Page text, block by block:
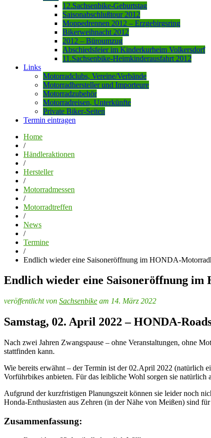
12.Sachsenbike-Geburtstag
Saisonabschlußtour 2012
Moppedrennen 2012 – Erzgebirgsring
Bikerweihnacht 2012
2012 – Büroumzug
Abschiedsfeier im Kinderkurheim Volkersdorf
11.Sachsenbike-Heimkinderausfahrt 2012
Links
Motorradclubs, Vereine/Verbände
Motorradhersteller und Importeure
Motorradzubehör
Motorradreisen, Unterkünfte
Private Biker-Seiten
Termin eintragen
Home
/
Händleraktionen
/
Hersteller
/
Motorradmessen
/
Motorradtreffen
/
News
/
Termine
/
Endlich wieder eine Saisoneröffnung im HONDA-
Endlich wieder eine Saisoneröffnung
veröffentlicht von Sachsenbike am 14. März 2022
Samstag, 02. April 2022 – HONDA-
Nach zwei Jahren Zwangspause – ohne Veranstaltungen, ohne
stattfinden kann.
Wie bereits erwähnt – der Termin ist der 02.April 2022 (natürlich
Vorführbikes anbieten. Für das leibliche Wohl sorgen sie natürlich
Aufgrund der kurzfristigen Planungszeit können sie leider noch
Honda-Enthusiasten aus Zehren (in der Nähe von Meißen) sind
Zusammenfassung: